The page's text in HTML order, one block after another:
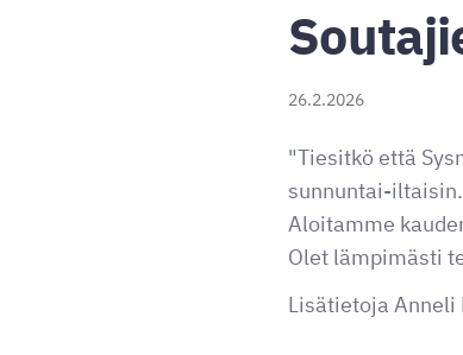
26.2.2026
"Tiesitkö että
sunnuntai-
Aloitamme
Olet lämpimästi
Lisätietoja